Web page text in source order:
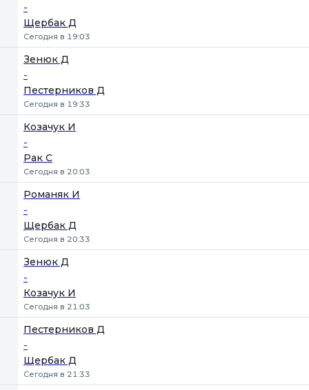
-
Щербак Д
Сегодня в 19:03
Зенюк Д
-
Пестерников Д
Сегодня в 19:33
Козачук И
-
Рак С
Сегодня в 20:03
Романяк И
-
Щербак Д
Сегодня в 20:33
Зенюк Д
-
Козачук И
Сегодня в 21:03
Пестерников Д
-
Щербак Д
Сегодня в 21:33